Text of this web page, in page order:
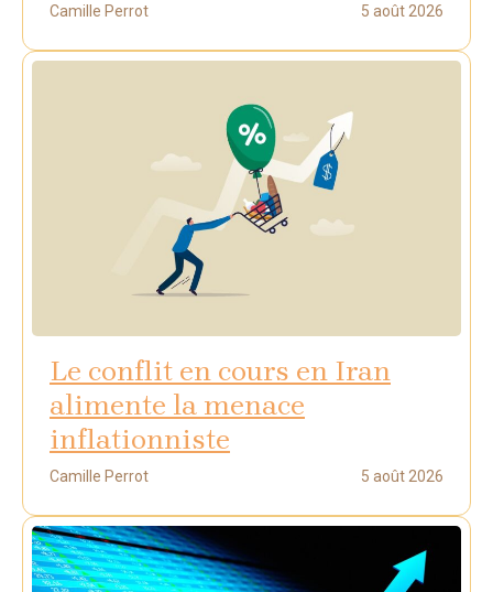
Camille Perrot 5 août 2026
Le conflit en cours en Iran
alimente la menace
inflationniste
Camille Perrot 5 août 2026